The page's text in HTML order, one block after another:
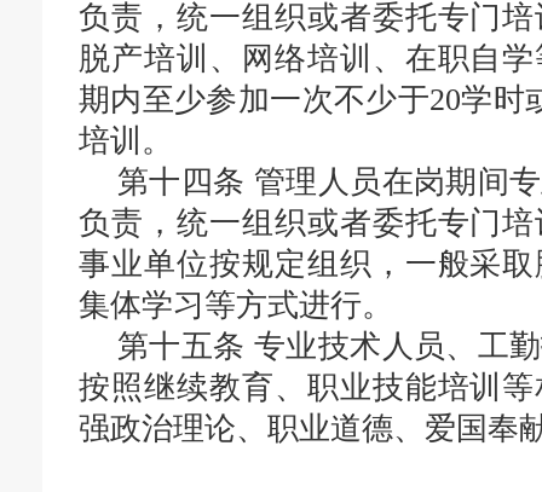
负责，统一组织或者委托专门
脱产培训、网络培训、在职自
期内至少参加一次不少于20学时
培训。
第十四条 管理人员在岗期间
负责，统一组织或者委托专门
事业单位按规定组织，一般采
集体学习等方式进行。
第十五条 专业技术人员、工
按照继续教育、职业技能培训
强政治理论、职业道德、爱国奉